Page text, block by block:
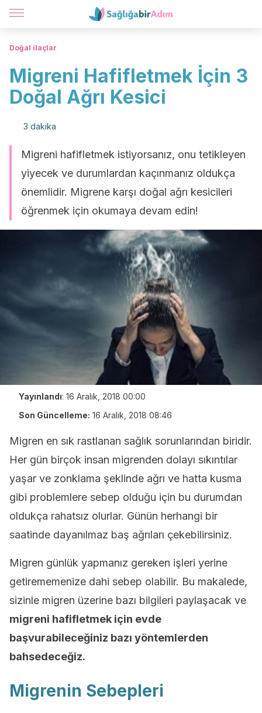
Doğal ilaçlar
Migreni Hafifletmek İçin 3
Doğal Ağrı Kesici
3 dakika
Migreni hafifletmek istiyorsanız, onu tetikleyen
yiyecek ve durumlardan kaçınmanız oldukça
önemlidir. Migrene karşı doğal ağrı kesicileri
öğrenmek için okumaya devam edin!
Yayınlandı: 16 Aralık, 2018 00:00
Son Güncelleme: 16 Aralık, 2018 08:46
Migren en sık rastlanan sağlık sorunlarından biridir.
Her gün birçok insan migrenden dolayı sıkıntılar
yaşar ve zonklama şeklinde ağrı ve hatta kusma
gibi problemlere sebep olduğu için bu durumdan
oldukça rahatsız olurlar. Günün herhangi bir
saatinde dayanılmaz baş ağrıları çekebilirsiniz.
Migren günlük yapmanız gereken işleri yerine
getirememenize dahi sebep olabilir. Bu makalede,
sizinle migren üzerine bazı bilgileri paylaşacak ve
migreni hafifletmek için evde
başvurabileceğiniz bazı yöntemlerden
bahsedeceğiz.
Migrenin Sebepleri